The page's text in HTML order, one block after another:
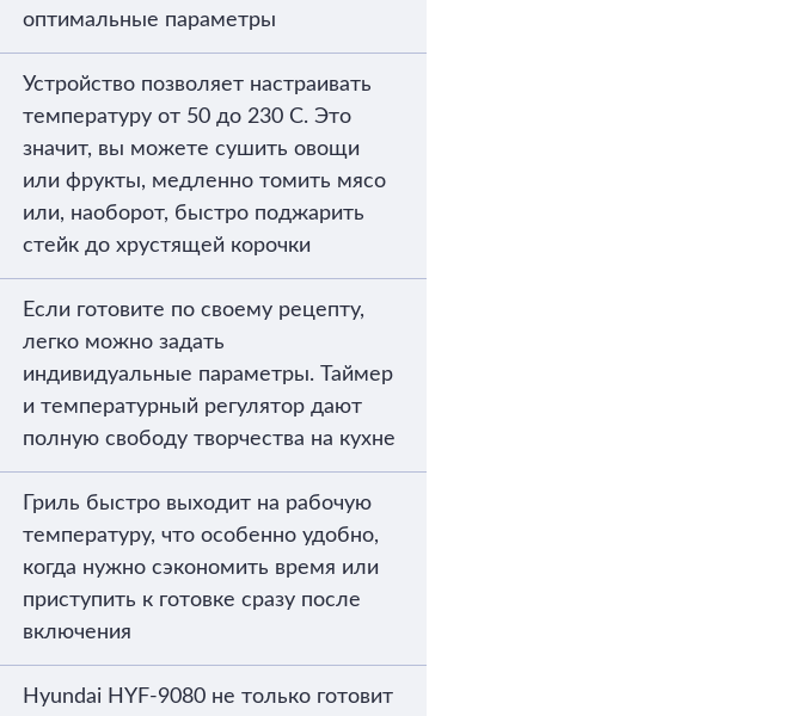
оптимальные параметры
Устройство позволяет настраивать
температуру от 50 до 230 C. Это
значит, вы можете сушить овощи
или фрукты, медленно томить мясо
или, наоборот, быстро поджарить
стейк до хрустящей корочки
Если готовите по своему рецепту,
легко можно задать
индивидуальные параметры. Таймер
и температурный регулятор дают
полную свободу творчества на кухне
Гриль быстро выходит на рабочую
температуру, что особенно удобно,
когда нужно сэкономить время или
приступить к готовке сразу после
включения
Hyundai HYF‐9080 не только готовит